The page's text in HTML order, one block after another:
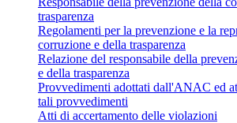
trasparenza
Regolamenti per la prevenzione e la
corruzione e della trasparenza
Relazione del responsabile della
e della trasparenza
Provvedimenti adottati dall'ANAC ed
tali provvedimenti
Atti di accertamento delle violazioni